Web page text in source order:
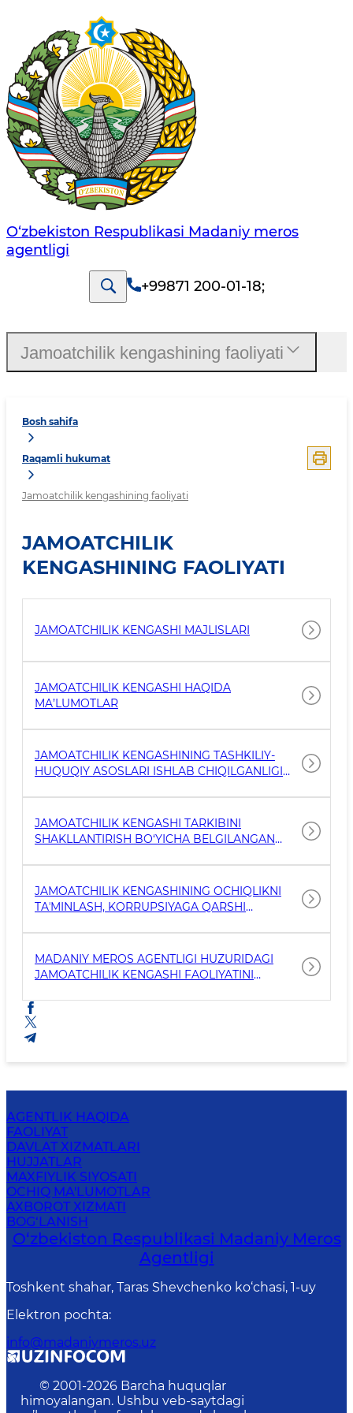
O‘zbekiston Respublikasi Madaniy meros
agentligi
+99871 200-01-18;
Bosh sahifa
Raqamli hukumat
Jamoatchilik kengashining faoliyati
JAMOATCHILIK
KENGASHINING FAOLIYATI
JAMOATCHILIK KENGASHI MAJLISLARI
JAMOATCHILIK KENGASHI HAQIDA
MA’LUMOTLAR
JAMOATCHILIK KENGASHINING TASHKILIY-
HUQUQIY ASOSLARI ISHLAB CHIQILGANLIGI
QILINGANLIGI
JAMOATCHILIK KENGASHI TARKIBINI
SHAKLLANTIRISH BO‘YICHA BELGILANGAN
JAMOATCHILIK KENGASHINING OCHIQLIKNI
TAʼMINLASH, KORRUPSIYAGA QARSHI
TAKOMILLASHTIRISHDAGI ISHTIROKI
MADANIY MEROS AGENTLIGI HUZURIDAGI
JAMOATCHILIK KENGASHI FAOLIYATINI
Jamoatchilik kengashining faoliyati
AGENTLIK HAQIDA
FAOLIYAT
DAVLAT XIZMATLARI
HUJJATLAR
MAXFIYLIK SIYOSATI
OCHIQ MA'LUMOTLAR
AXBOROT XIZMATI
BOG‘LANISH
O‘zbekiston Respublikasi Madaniy Meros
Agentligi
Toshkent shahar, Taras Shevchenko ko‘chasi, 1-uy
Elektron pochta:
info@madaniymeros.uz
© 2001-2026 Barcha huquqlar
himoyalangan. Ushbu veb-saytdagi